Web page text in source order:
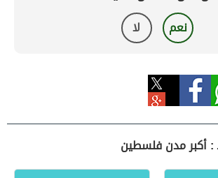
نعم لا
: أكبر مدن فلسطين